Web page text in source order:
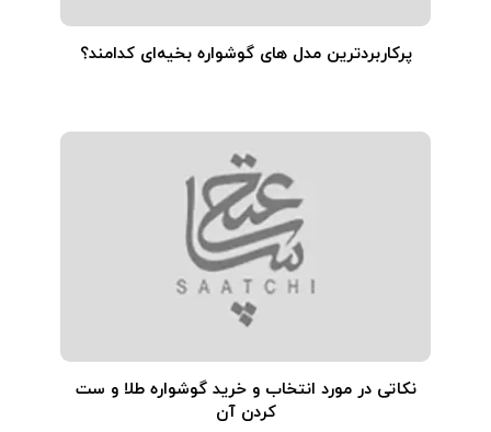
پرکاربردترین مدل های گوشواره بخیه‌ای کدامند؟
نکاتی در مورد انتخاب و خرید گوشواره طلا و ست
کردن آن